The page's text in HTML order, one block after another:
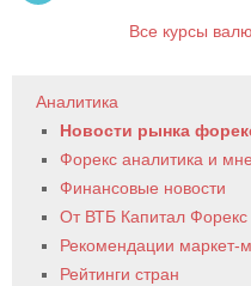
Все курсы
Аналитика
Новости рынка
Форекс аналитика и
Финансовые новости
От ВТБ Капитал Форекс
Рекомендации маркет-
Рейтинги стран